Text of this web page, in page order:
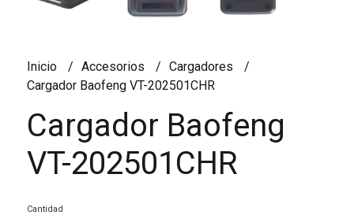
Inicio Accesorios
Cargadores
Cargador Baofeng VT-202501CHR
Cargador Baofeng
VT-202501CHR
Cantidad